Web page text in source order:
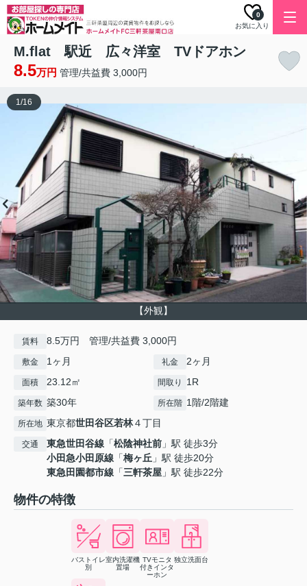
お気に入り
0
M.flat 駅近 広々洋室 TVドアホン
8.5万円 管理/共益費 3,000円
【外観】
1/16
賃料 8.5万円 管理/共益費 3,000円
敷金 1ヶ月 礼金 2ヶ月
面積 23.12㎡ 間取り 1R
築年数 築30年 所在階 1階/2階建
所在地 東京都世田谷区若林４丁目
交通 東急世田谷線 「松陰神社前 」駅 徒歩3分
小田急小田原線 「梅ヶ丘 」駅 徒歩20分
東急田園都市線 「三軒茶屋 」駅 徒歩22分
物件の特徴
バストイレ
別
室内洗濯機
置場
TVモニタ
付きインタ
ーホン
独立洗面台